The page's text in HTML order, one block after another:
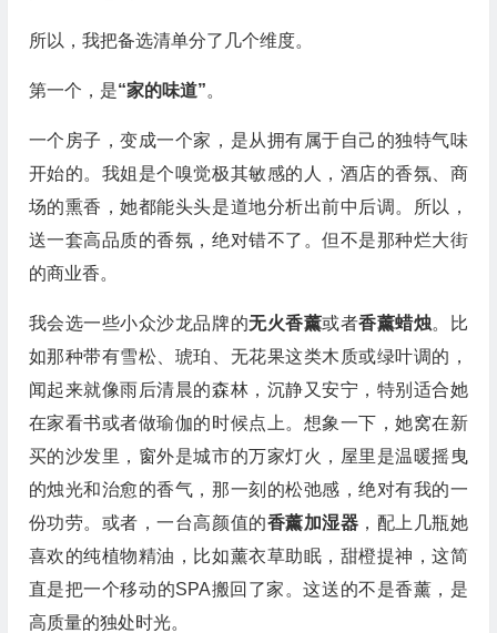
所以，我把备选清单分了几个维度。
第一个，是“家的味道”。
一个房子，变成一个家，是从拥有属于自己的独特气味
开始的。我姐是个嗅觉极其敏感的人，酒店的香氛、商
场的熏香，她都能头头是道地分析出前中后调。所以，
送一套高品质的香氛，绝对错不了。但不是那种烂大街
的商业香。
我会选一些小众沙龙品牌的无火香薰或者香薰蜡烛。比
如那种带有雪松、琥珀、无花果这类木质或绿叶调的，
闻起来就像雨后清晨的森林，沉静又安宁，特别适合她
在家看书或者做瑜伽的时候点上。想象一下，她窝在新
买的沙发里，窗外是城市的万家灯火，屋里是温暖摇曳
的烛光和治愈的香气，那一刻的松弛感，绝对有我的一
份功劳。或者，一台高颜值的香薰加湿器 ，配上几瓶她
喜欢的纯植物精油，比如薰衣草助眠，甜橙提神，这简
直是把一个移动的SPA搬回了家。这送的不是香薰，是
高质量的独处时光。